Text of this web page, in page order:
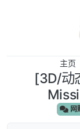
主页
[3D/动
网